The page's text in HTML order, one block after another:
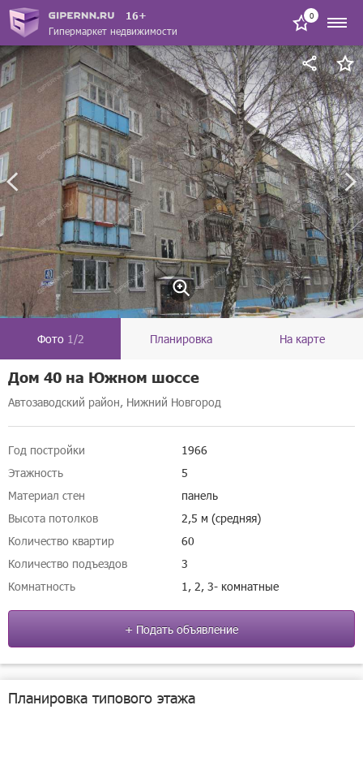
16+
Гипермаркет недвижимости
0
Фото 1/2 Планировка На карте
Дом 40 на Южном шоссе
Автозаводский район, Нижний Новгород
Год постройки
1966
Этажность
5
Материал стен
панель
Высота потолков
2,5 м (средняя)
Количество квартир
60
Количество подъездов
3
Комнатность
1, 2, 3- комнатные
+ Подать объявление
Планировка типового этажа